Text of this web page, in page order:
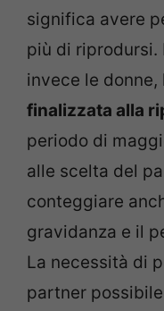
significa avere
più di riprodursi.
invece le donne,
finalizzata alla
periodo di
alle scelta del
conteggiare
gravidanza e il
La necessità di
partner